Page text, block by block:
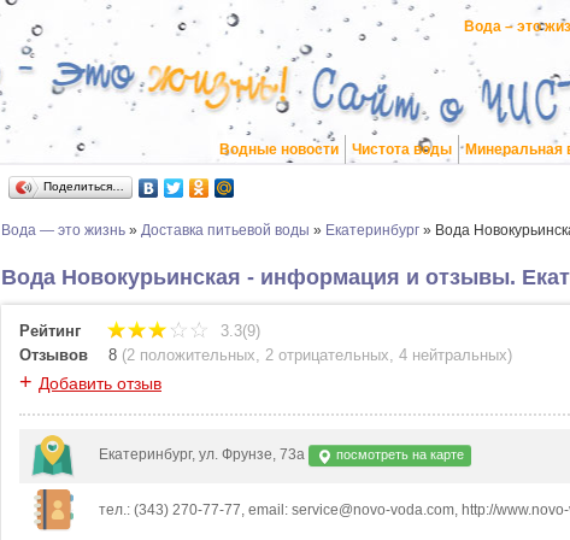
Вода – это
Водные новости Чистота воды Минеральная
Поделиться…
Вода — это жизнь » Доставка питьевой воды » Екатеринбург » Вода
Вода Новокурьинская - информация и отзывы.
Рейтинг
3.3(9)
Отзывов
8 (2 положительных, 2 отрицательных, 4 нейтральных)
+ Добавить отзыв
Екатеринбург, ул. Фрунзе, 73а посмотреть на карте
тел.: (343) 270-77-77, email: service@novo-voda.com, http://